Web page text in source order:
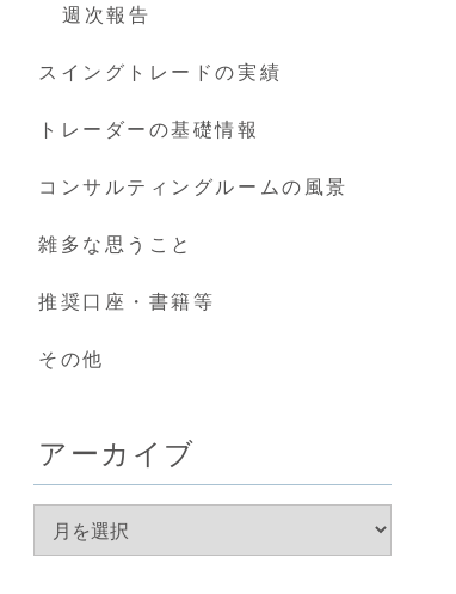
週次報告
スイングトレードの実績
トレーダーの基礎情報
コンサルティングルームの風景
雑多な思うこと
推奨口座・書籍等
その他
アーカイブ